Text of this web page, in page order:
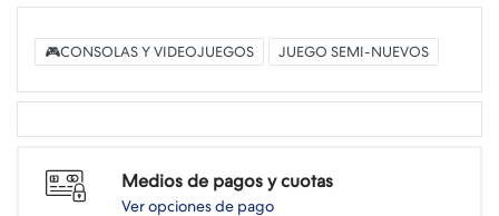
🎮CONSOLAS Y VIDEOJUEGOS JUEGO SEMI-NUEVOS
Medios de pagos y cuotas
Ver opciones de pago